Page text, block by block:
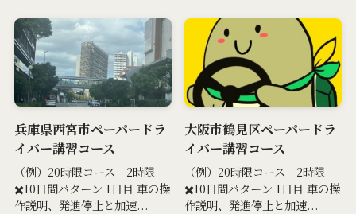
兵庫県西宮市ペーパードラ
イバー講習コース
（例）20時限コース 2時限
✖️10日間パターン 1日目 車の操
作説明、発進停止と加速...
大阪市鶴見区ペーパードラ
イバー講習コース
（例）20時限コース 2時限
✖️10日間パターン 1日目 車の操
作説明、発進停止と加速...